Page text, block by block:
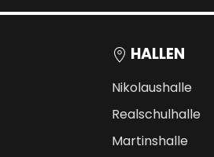
HALLEN
Nikolaushalle
Realschulhalle
Martinshalle